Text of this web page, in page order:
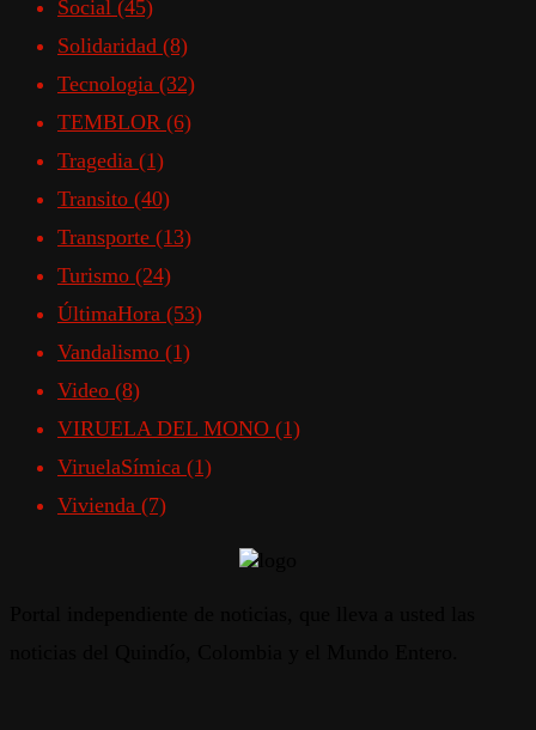
Social (45)
Solidaridad (8)
Tecnologia (32)
TEMBLOR (6)
Tragedia (1)
Transito (40)
Transporte (13)
Turismo (24)
ÚltimaHora (53)
Vandalismo (1)
Video (8)
VIRUELA DEL MONO (1)
ViruelaSímica (1)
Vivienda (7)